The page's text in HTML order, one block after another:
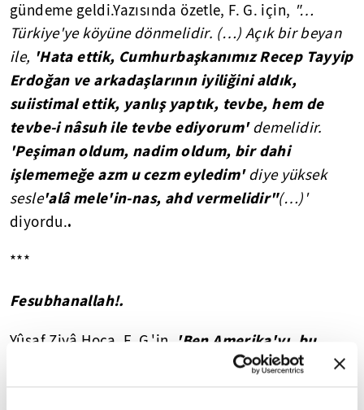
gündeme geldi.Yazısında özetle, F. G. için, "…
Türkiye'ye köyüne dönmelidir. (…) Açık bir beyan
ile, 'Hata ettik, Cumhurbaşkanımız Recep Tayyip
Erdoğan ve arkadaşlarının iyiliğini aldık,
suiistimal ettik, yanlış yaptık, tevbe, hem de
tevbe-i nâsuh ile tevbe ediyorum'demelidir.
'Peşiman oldum, nadim oldum, bir dahi
işlememeğe azm u cezm eyledim'diye yüksek
sesle'alâ mele'in-nas, ahd vermelidir"(…)'
diyordu..
***
Fesubhanallah!.
Yûsaf Ziyâ Hoca, F. G.'in, 'Ben Amerika'yı, bu
büyük Amerikan milletine saygısızlık olmaması
için terketmem..'dediğinden bile habersizdi